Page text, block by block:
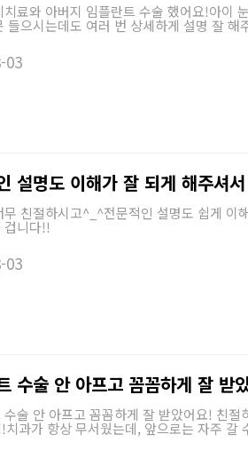
치료와 아버지 임플란트 수술 했어요!아이
들으시는데도 여러 번 상세하게 설명 잘
03
설명도 이해가 잘 되게 해주셔
무 친절하시고^_^전문적인 설명도 쉽게 이
겁니다!!
03
수술 안 아프고 꼼꼼하게 잘 받
수술 안 아프고 꼼꼼하게 잘 받았어요! 친
과가 항상 무서웠는데, 앞으로는 자주 갈